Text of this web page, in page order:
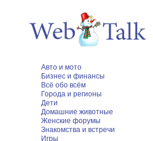
Авто и мото
Бизнес и финансы
Всё обо всём
Города и регионы
Дети
Домашние животные
Женские форумы
Знакомства и встречи
Игры